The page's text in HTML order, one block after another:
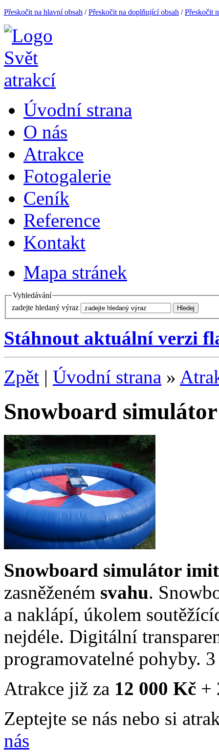
Přeskočit na hlavní obsah /Přeskočit na doplňující obsah /Přeskočit
Úvodní strana
O nás
Atrakce
Fotogalerie
Ceník
Reference
Kontakt
Mapa stránek
Vyhledávání
zadejte hledaný výraz
Stáhnout aktuální verzi
Zpět | Úvodní strana »
Snowboard simulátor
Snowboard simulátor
zasněženém svahu.
a naklápí, úkolem
nejdéle. Digitální
programovatelné pohyby.
Atrakce již za 12 000 Kč +
Zeptejte se nás nebo si
nás